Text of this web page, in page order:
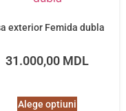
exterior Femida dubla
31.000,00 MDL
Alege optiuni